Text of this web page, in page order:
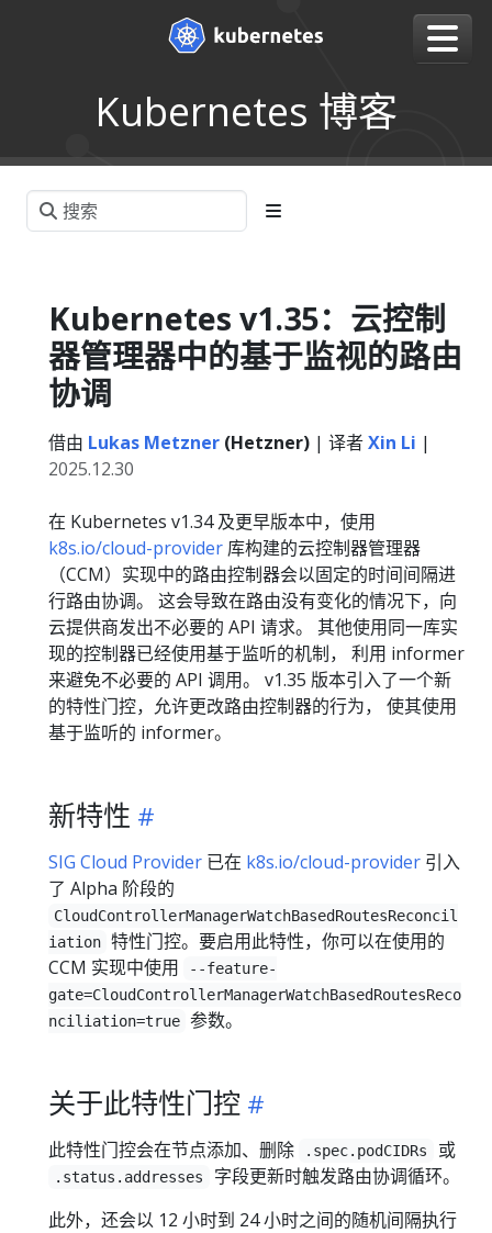
Kubernetes 博客
Kubernetes v1.35：云控制
器管理器中的基于监视的路由
协调
借由 Lukas Metzner (Hetzner) | 译者Xin Li |
2025.12.30
在 Kubernetes v1.34 及更早版本中，使用
k8s.io/cloud-provider 库构建的云控制器管理器
（CCM）实现中的路由控制器会以固定的时间间隔进
行路由协调。 这会导致在路由没有变化的情况下，向
云提供商发出不必要的 API 请求。 其他使用同一库实
现的控制器已经使用基于监听的机制， 利用 informer
来避免不必要的 API 调用。 v1.35 版本引入了一个新
的特性门控，允许更改路由控制器的行为， 使其使用
基于监听的 informer。
新特性
SIG Cloud Provider 已在 k8s.io/cloud-provider 引入
了 Alpha 阶段的
CloudControllerManagerWatchBasedRoutesReconcil
iation 特性门控。要启用此特性，你可以在使用的
CCM 实现中使用
--feature-
gate=CloudControllerManagerWatchBasedRoutesReco
nciliation=true 参数。
关于此特性门控
此特性门控会在节点添加、删除 .spec.podCIDRs 或
.status.addresses
字段更新时触发路由协调循环。
此外，还会以 12 小时到 24 小时之间的随机间隔执行